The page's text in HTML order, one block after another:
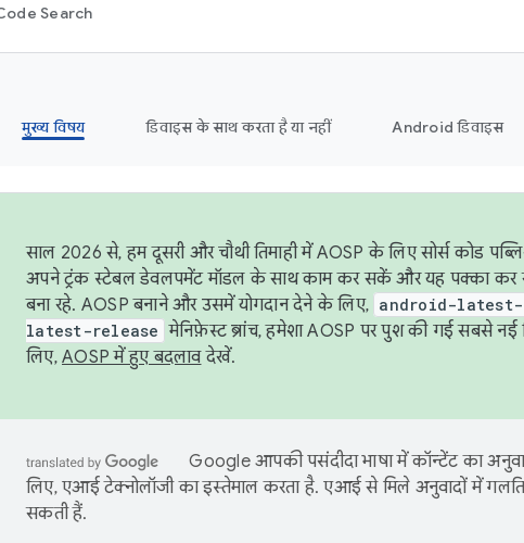
Search
मुख्य विषय डिवाइस के साथ करता है या नहीं Android डिवाइस
साल 2026 से, हम दूसरी और चौथी तिमाही में AOSP के लिए सोर्स कोड
अपने ट्रंक स्टेबल डेवलपमेंट मॉडल के साथ काम कर सकें और यह पक्का कर
बना रहे. AOSP बनाने और उसमें योगदान देने के लिए, android-latest-
latest-release मेनिफ़ेस्ट ब्रांच, हमेशा AOSP पर पुश की गई सबसे नई
लिए, AOSP में हुए बदलावदेखें.
Google आपकी पसंदीदा भाषा में कॉन्टेंट का
लिए, एआई टेक्नोलॉजी का इस्तेमाल करता है. एआई से मिले अनुवादों में
सकती हैं.